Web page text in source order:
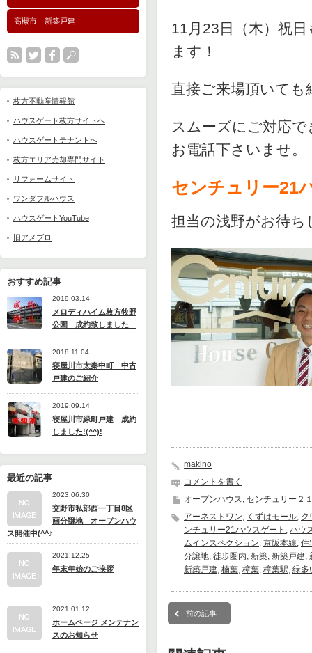
高槻市 新築戸建
枚方不動産情報館
ハウスゲート枚方サイトへ
ハウスゲートテナントへ
枚方エリア売却専門サイト
リフォームサイト
ワンダフルハウス
ハウスゲートYouTube
旧アメブロ
おすすめ記事
2019.03.14
メロディハイム枚方牧野
公園 成約致しました
2018.11.04
寝屋川市太秦中町 中古
戸建のご紹介
2019.09.14
寝屋川市緑町戸建 成約
しました!(^^)!
最近の記事
2023.06.30
交野市私部西一丁目8区
画分譲地 オープンハウ
ス開催中(^^♪
2021.12.25
年末年始のご挨拶
2021.01.12
ホームページ メンテナン
スのお知らせ
11月23日（木）祝
ます！
直接ご来場頂いて
スムーズにご対応
お電話下さいませ。
センチュリー21
担当の浅野がお待
makino
コメントを書く
オープンハウス, センチュリー２
アーネストワン, くずはモール, ク
ンチュリー21ハウスゲート , ハウ
ムインスペクション, 京阪本線, 住
分譲地, 徒歩圏内, 新築, 新築戸建,
新築戸建, 楠葉, 樟葉, 樟葉駅, 緑多
前の記事